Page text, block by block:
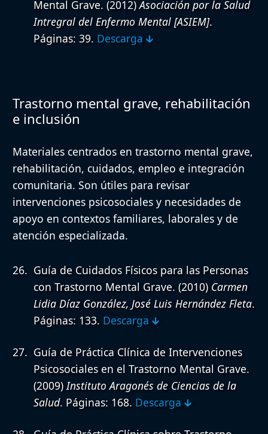
Mental Grave. (2012)Asociación por la Salud
Intregral del Enfermo Mental [ASIEM].
Páginas: 39. Descarga 🡳
Trastorno mental grave, rehabilitación
e inclusión
Materiales centrados en trastorno mental grave,
rehabilitación, cuidados, empleo e integración
comunitaria. Son útiles para revisar
intervenciones psicosociales y necesidades de
apoyo en contextos familiares, laborales y de
atención especializada.
Guía de Cuidados Físicos para las Personas
con Trastorno Mental Grave. (2010) Carmen
Lidia Díaz González, José Luis Hernández Fleta.
Páginas: 133. Descarga 🡳
Guía de Práctica Clínica de Intervenciones
Psicosociales en el Trastorno Mental Grave.
(2009) Instituto Aragonés de Ciencias de la
Salud. Páginas: 168. Descarga 🡳